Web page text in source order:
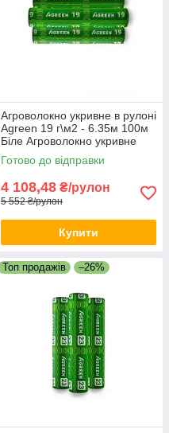
Агроволокно укривне в рулоні
Agreen 19 г\м2 - 6.35м 100м
Біле Агроволокно укривне
для фермерів
Готово до відправки
4 108,48 ₴/рулон
5 552 ₴/рулон
Купити
Топ продажів –26%